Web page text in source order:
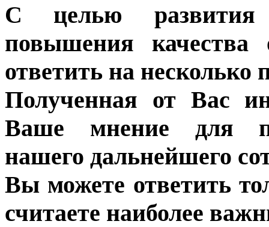
С целью развития
повышения качества
ответить на несколько
Полученная от Вас
Ваше мнение для
нашего дальнейшего
Вы можете ответить
считаете наиболее